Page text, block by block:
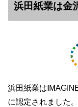
浜田紙業は金
浜田紙業は
に認定されました